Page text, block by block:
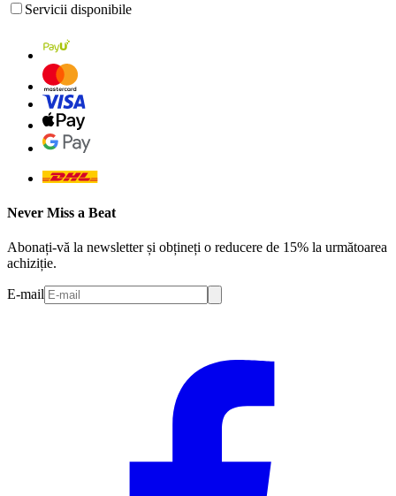
Servicii disponibile
Never Miss a Beat
Abonați-vă la newsletter și obțineți o reducere de 15% la următoarea
achiziție.
E-mail